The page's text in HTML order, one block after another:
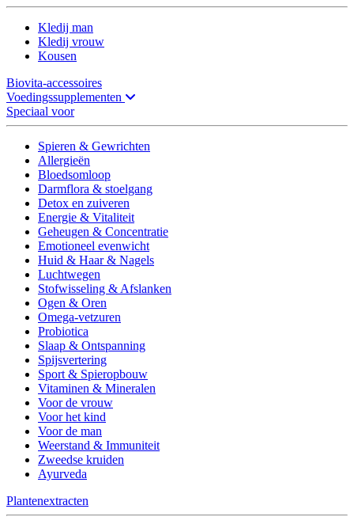
Kledij man
Kledij vrouw
Kousen
Biovita-accessoires
Voedingssupplementen
Speciaal voor
Spieren & Gewrichten
Allergieën
Bloedsomloop
Darmflora & stoelgang
Detox en zuiveren
Energie & Vitaliteit
Geheugen & Concentratie
Emotioneel evenwicht
Huid & Haar & Nagels
Luchtwegen
Stofwisseling & Afslanken
Ogen & Oren
Omega-vetzuren
Probiotica
Slaap & Ontspanning
Spijsvertering
Sport & Spieropbouw
Vitaminen & Mineralen
Voor de vrouw
Voor het kind
Voor de man
Weerstand & Immuniteit
Zweedse kruiden
Ayurveda
Plantenextracten